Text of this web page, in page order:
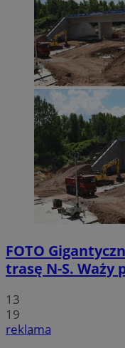
FOTO
trasę N-S. Waży
13
19
reklama